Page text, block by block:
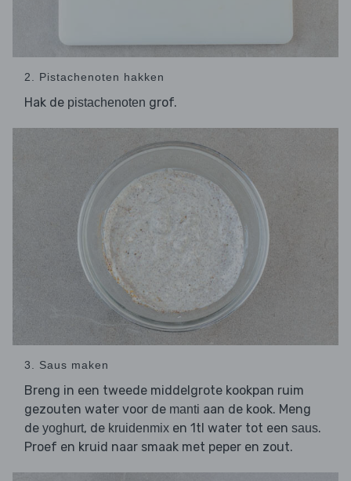
2. Pistachenoten hakken
Hak de pistachenoten grof.
3. Saus maken
Breng in een tweede middelgrote kookpan ruim
gezouten water voor de manti aan de kook. Meng
de yoghurt, de kruidenmix en 1tl water tot een saus.
Proef en kruid naar smaak met peper en zout.